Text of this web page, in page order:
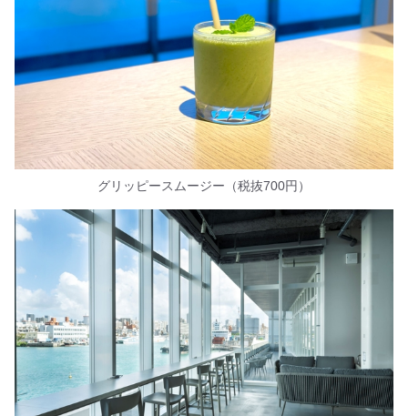
グリッピースムージー（税抜700円）